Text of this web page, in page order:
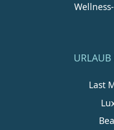
Last